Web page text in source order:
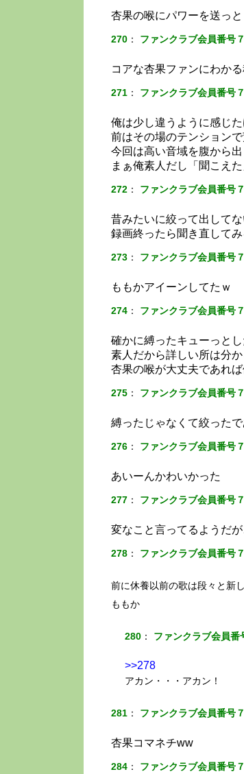
杏果の喉にパワーを送っ
270 ： ファンクラブ会員番号
コアな杏果ファンにわか
271 ： ファンクラブ会員番号
俺は少し違うように感じ
前はその場のテンション
今回は高い音域を腹から
まぁ俺素人だし「聞こえ
272 ： ファンクラブ会員番号
昔みたいに絞って出して
録画終ったら聞き直して
273 ： ファンクラブ会員番号
ももかアイーンしてたｗ
274 ： ファンクラブ会員番号
確かに縛ったキューっと
素人だから詳しい所は分
杏果の喉が大丈夫であれ
275 ： ファンクラブ会員番号
縛ったじゃなくて絞った
276 ： ファンクラブ会員番号
あいーんかわいかった
277 ： ファンクラブ会員番号
変なこと言ってるようだ
278 ： ファンクラブ会員番号
前に休養以前の歌は段々と新
ももか
280 ： ファンクラブ会員番
>>278
アカン・・・アカン！
281 ： ファンクラブ会員番号
杏果コマネチww
284 ： ファンクラブ会員番号